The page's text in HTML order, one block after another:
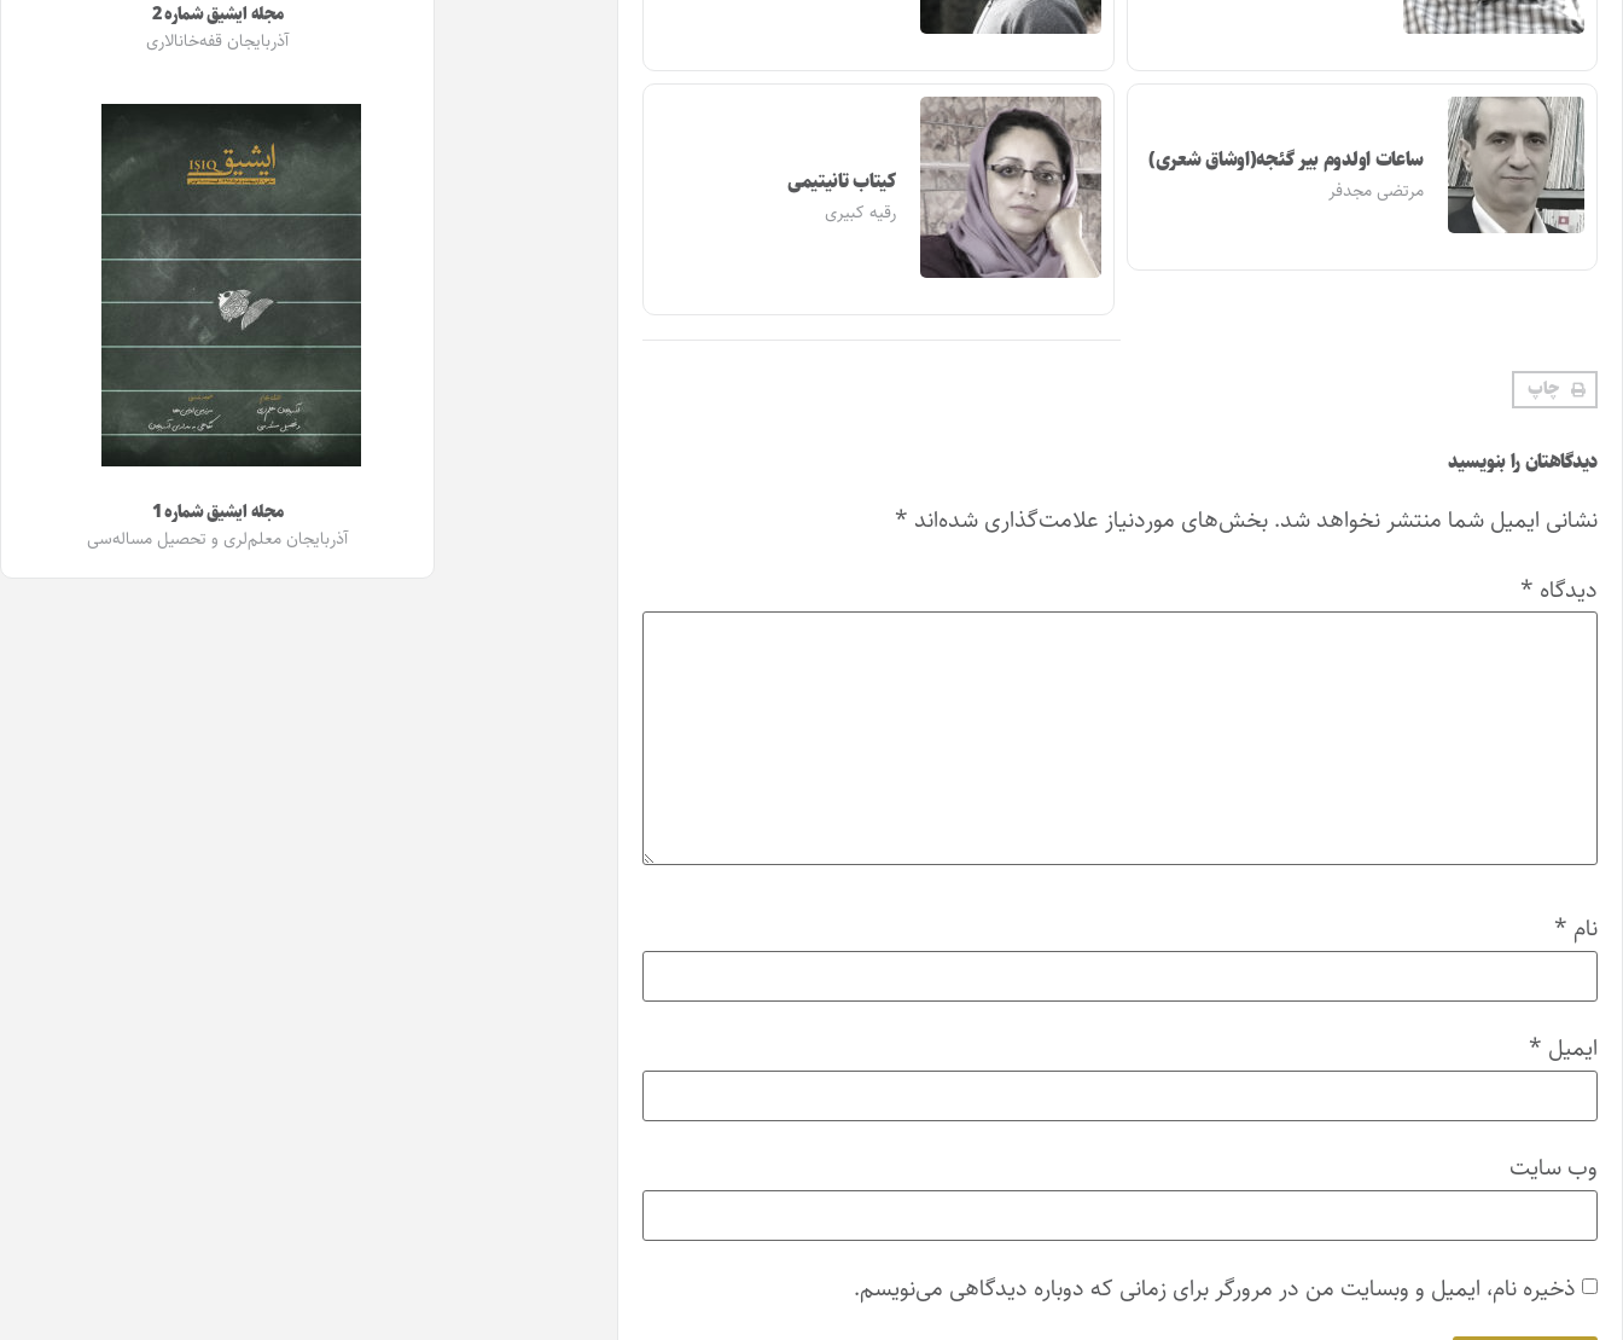
ساعات اولدوم بیر گئجه(اوشاق شعری)
مرتضی مجدفر کیتاب تانیتیمی
رقیه کبیری
چاپ
دیدگاهتان را بنویسید
نشانی ایمیل شما منتشر نخواهد شد. بخش‌های موردنیاز علامت‌گذاری شده‌اند *
دیدگاه *
نام *
ایمیل *
وب‌ سایت
ذخیره نام، ایمیل و وبسایت من در مرورگر برای زمانی که دوباره دیدگاهی می‌نویسم.
مجله ایشیق شماره 2
آذربایجان قفه‌خانالاری
مجله ایشیق شماره 1
آذربایجان معلم‌لری و تحصیل مساله‌سی